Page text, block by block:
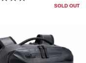
SOLD OUT